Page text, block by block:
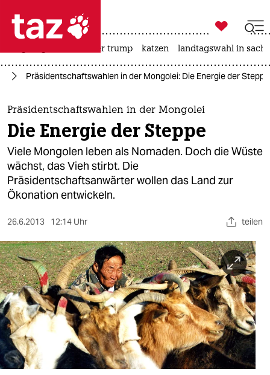
 taz zahl ich
taz zahl ich
themen
politik
öko
gesellschaft
kultur
sport
berlin
nord
wahrheit
verlag

taz zahl ich
usa unter trump katzen landtagswahl in
Präsidentschaftswahlen in der Mongolei: Die Energie der Steppe
Präsidentschaftswahlen in der Mongolei
Die Energie der Steppe
Viele Mongolen leben als Nomaden. Doch die Wüste
wächst, das Vieh stirbt. Die
Präsidentschaftsanwärter wollen das Land zur
Ökonation entwickeln.
26.6.2013 12:14 Uhr teilen